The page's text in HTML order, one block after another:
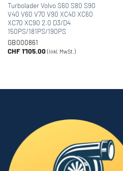
Turbolader Volvo S60 S80 S90
V40 V60 V70 V90 XC40 XC60
XC70 XC90 2.0 D3/D4
150PS/181PS/190PS
GB000861
CHF1'105.00 (inkl. MwSt.)